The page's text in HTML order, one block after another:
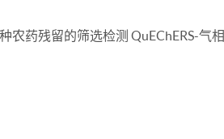
农药残留的筛选检测 QuEChERS-气相